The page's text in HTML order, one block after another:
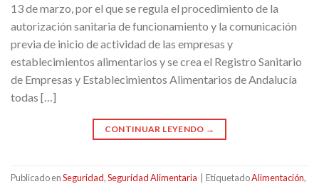
13 de marzo, por el que se regula el procedimiento de la
autorización sanitaria de funcionamiento y la comunicación
previa de inicio de actividad de las empresas y
establecimientos alimentarios y se crea el Registro Sanitario
de Empresas y Establecimientos Alimentarios de Andalucía
todas […]
CONTINUAR LEYENDO →
Publicado enSeguridad,Seguridad Alimentaria EtiquetadoAlimentación,